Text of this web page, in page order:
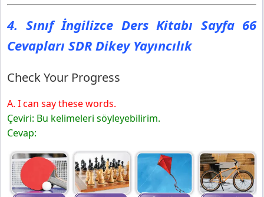
4. Sınıf İngilizce Ders Kitabı Sayfa 66
Cevapları SDR Dikey Yayıncılık
Check Your Progress
A. I can say these words.
Çeviri: Bu kelimeleri söyleyebilirim.
Cevap: